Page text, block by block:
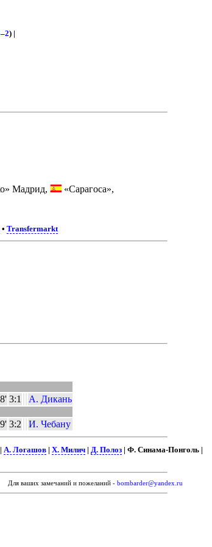
–2) |
Мадрид,
«Сарагоса»,
•Transfermarkt
3:1 А. Дикань
3:2 И. Чебану
А. Логашов| Х. Милич| Д. Полоз| Ф. Синама-Понголь |
Для ваших замечаний и пожеланий - bombarder@yandex.ru